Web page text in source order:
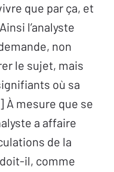
que par ça, et
l’analyste
non
le sujet, mais
où sa
mesure que se
a affaire
de la
il, comme